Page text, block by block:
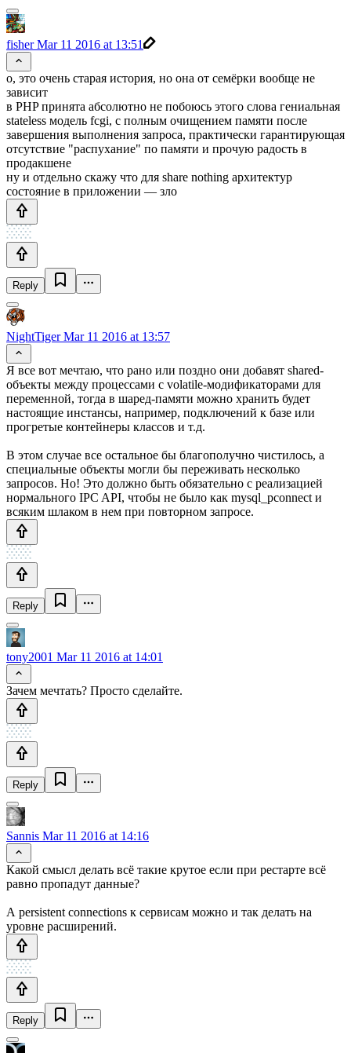
fisherMar 11 2016 at 13:51
о, это очень старая история, но она от семёрки вообще не
зависит
в PHP принята абсолютно не побоюсь этого слова гениальная
stateless модель fcgi, с полным очищением памяти после
завершения выполнения запроса, практически гарантирующая
отсутствие "распухание" по памяти и прочую радость в
продакшене
ну и отдельно скажу что для share nothing архитектур
состояние в приложении — зло
Reply
NightTigerMar 11 2016 at 13:57
Я все вот мечтаю, что рано или поздно они добавят shared-
объекты между процессами с volatile-модификаторами для
переменной, тогда в шаред-памяти можно хранить будет
настоящие инстансы, например, подключений к базе или
прогретые контейнеры классов и т.д.
В этом случае все остальное бы благополучно чистилось, а
специальные объекты могли бы переживать несколько
запросов. Но! Это должно быть обязательно с реализацией
нормального IPC API, чтобы не было как mysql_pconnect и
всяким шлаком в нем при повторном запросе.
Reply
tony2001 Mar 11 2016 at 14:01
Зачем мечтать? Просто сделайте.
Reply
Sannis Mar 11 2016 at 14:16
Какой смысл делать всё такие крутое если при рестарте всё
равно пропадут данные?
А persistent connections к сервисам можно и так делать на
уровне расширений.
Reply